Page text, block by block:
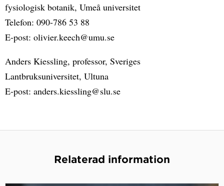
fysiologisk botanik, Umeå universitet
Telefon: 090-786 53 88
E-post: olivier.keech@umu.se
Anders Kiessling, professor, Sveriges
Lantbruksuniversitet, Ultuna
E-post: anders.kiessling@slu.se
Relaterad information